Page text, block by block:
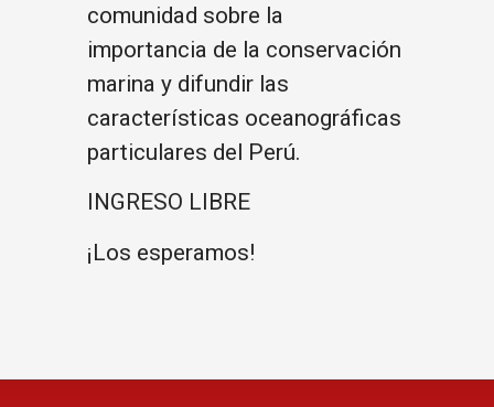
comunidad sobre la
importancia de la conservación
marina y difundir las
características oceanográficas
particulares del Perú.
INGRESO LIBRE
¡Los esperamos!